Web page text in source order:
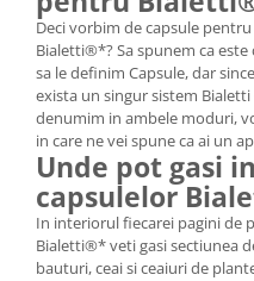
Deci vorbim de capsule
Bialetti®*? Sa spunem ca
sa le definim Capsule, dar
exista un singur sistem
denumim in ambele moduri,
in care ne vei spune ca ai un
Unde pot gasi
capsulelor
In interiorul fiecarei pagini de
Bialetti®* veti gasi sectiunea
bauturi, ceai si ceaiuri de